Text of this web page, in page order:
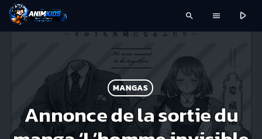
search menu play_arrow
MANGAS
Annonce de la sortie du